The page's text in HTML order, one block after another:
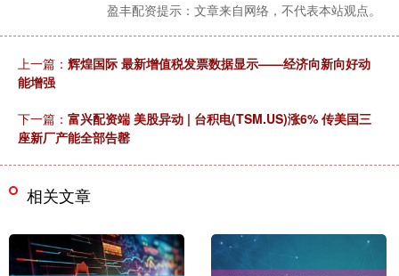
盈丰配资提示：文章来自网络，不代表本站观点。
上一篇： 辉煌国际 最新增值税发票数据显示——经济向新向好动
能增强
下一篇： 富兴配资端 美股异动 | 台积电(TSM.US)涨6% 传美国三
座新厂产能全部告罄
相关文章